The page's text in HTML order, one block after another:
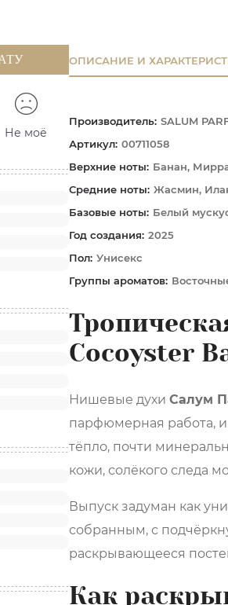
Не моё
ОПИСАНИЕ И
Производитель: SALUM
Артикул: 00711058
Верхние ноты: Банан,
Средние ноты: Жасмин,
Базовые ноты: Белый
Год создания: 2025
Пол: Унисекс
Группы ароматов:
Cocoyster
Нишевые духи Салум
парфюмерная работа,
тёпло, почти
кожи, солёкого следа
Выпуск задуман как
собранным, с
раскрывающееся
Как